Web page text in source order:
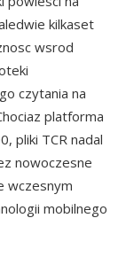
kilkaset
wsrod
czytania na
platforma
pliki TCR nadal
nowoczesne
wczesnym
mobilnego